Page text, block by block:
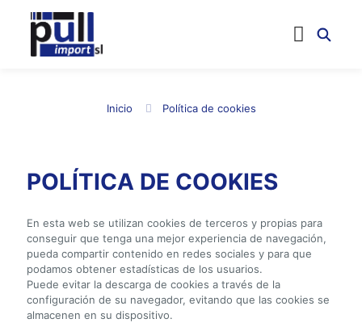
Inicio Política de cookies
POLÍTICA DE COOKIES
En esta web se utilizan cookies de terceros y propias para
conseguir que tenga una mejor experiencia de navegación,
pueda compartir contenido en redes sociales y para que
podamos obtener estadísticas de los usuarios.
Puede evitar la descarga de cookies a través de la
configuración de su navegador, evitando que las cookies se
almacenen en su dispositivo.